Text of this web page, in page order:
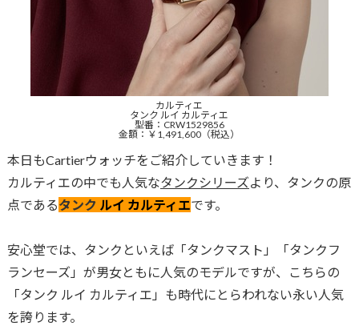
カルティエ
タンク ルイ カルティエ
型番：CRW1529856
金額：￥1,491,600（税込）
本日もCartierウォッチをご紹介していきます！
カルティエの中でも人気なタンクシリーズより、タンクの原
点であるタンク ルイ カルティエです。
安心堂では、タンクといえば「タンクマスト」「タンクフ
ランセーズ」が男女ともに人気のモデルですが、こちらの
「タンク ルイ カルティエ」も時代にとらわれない永い人気
を誇ります。